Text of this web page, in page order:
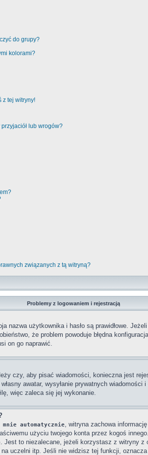
do grupy?
kolorami?
z tej witryny!
lub wrogów?
związanych z tą witryną?
Problemy z logowaniem i rejestracją
nazwa użytkownika i hasło są prawidłowe.
że problem powoduje błędna
on go naprawić.
czy, aby pisać wiadomości, konieczna jest
awatar, wysyłanie prywatnych
więc zaleca się jej wykonanie.
mnie automatycznie, witryna zachowa
użyciu twojego konta przez kogoś
. Jest to niezalecane, jeżeli korzystasz z witryny z
uczelni itp. Jeśli nie widzisz tej funkcji, oznacza